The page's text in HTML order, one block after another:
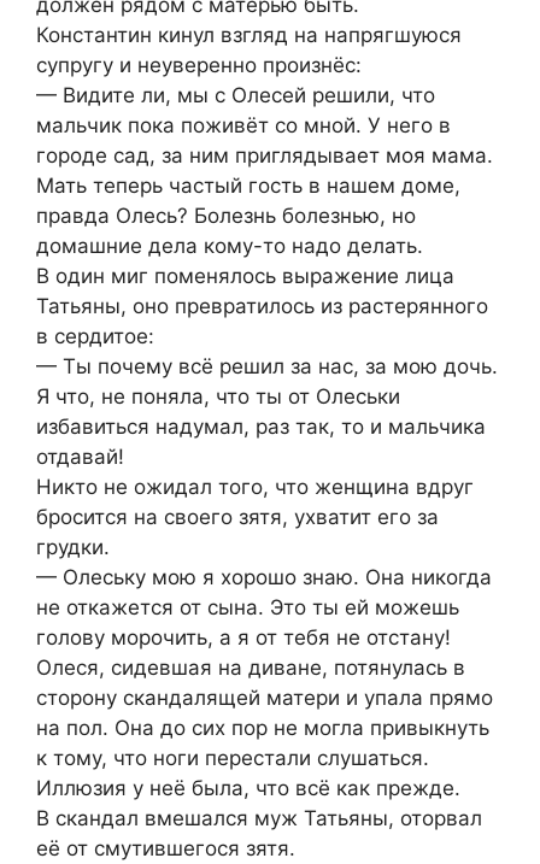
Константин кинул взгляд на напрягшуюся
супругу и неуверенно произнёс:
— Видите ли, мы с Олесей решили, что
мальчик пока поживёт со мной. У него в
городе сад, за ним приглядывает моя мама.
Мать теперь частый гость в нашем доме,
правда Олесь? Болезнь болезнью, но
домашние дела кому-то надо делать.
В один миг поменялось выражение лица
Татьяны, оно превратилось из растерянного
в сердитое:
— Ты почему всё решил за нас, за мою дочь.
Я что, не поняла, что ты от Олеськи
избавиться надумал, раз так, то и мальчика
отдавай!
Никто не ожидал того, что женщина вдруг
бросится на своего зятя, ухватит его за
грудки.
— Олеську мою я хорошо знаю. Она никогда
не откажется от сына. Это ты ей можешь
голову морочить, а я от тебя не отстану!
Олеся, сидевшая на диване, потянулась в
сторону скандалящей матери и упала прямо
на пол. Она до сих пор не могла привыкнуть
к тому, что ноги перестали слушаться.
Иллюзия у неё была, что всё как прежде.
В скандал вмешался муж Татьяны, оторвал
её от смутившегося зятя.